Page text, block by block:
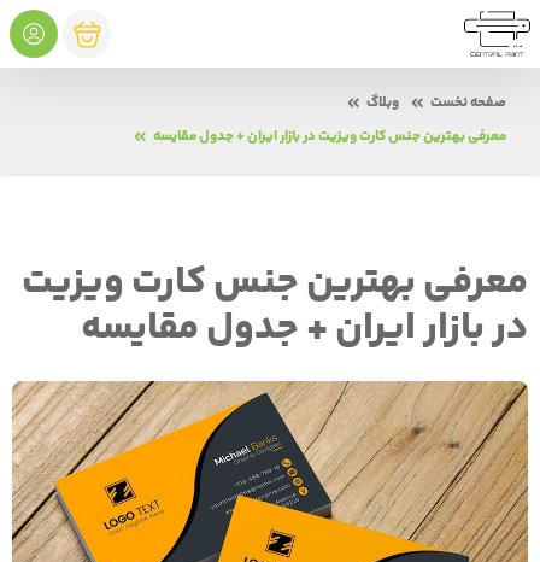
صفحه نخست
وبلاگ
معرفی بهترین جنس‌ کارت ویزیت در بازار ایران + جدول مقایسه
معرفی بهترین جنس‌ کارت ویزیت
در بازار ایران + جدول مقایسه